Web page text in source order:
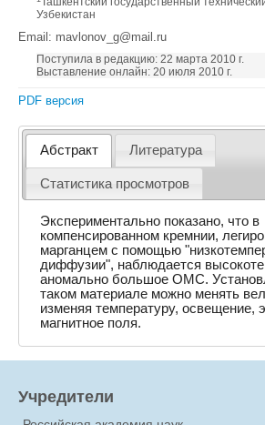
Узбекистан
Email: mavlonov_g@mail.ru
Поступила в редакцию: 22 марта 2010 г.
Выставление онлайн: 20 июля 2010 г.
PDF версия
Абстракт Литература
Статистика просмотров
Экспериментально показано, что в
компенсированном кремнии,
марганцем с помощью
диффузии", наблюдается
аномально большое ОМС.
таком материале можно менять
изменяя температуру, освещение,
магнитное поля.
Учредители